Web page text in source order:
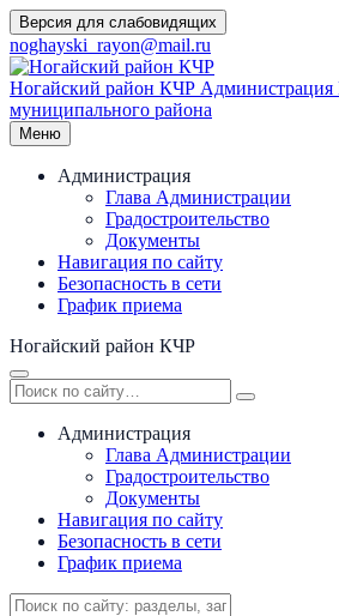
Перейти
к
содержимому
Версия для слабовидящих
noghayski_rayon@mail.ru
Ногайский район КЧР Администрация
муниципального района
Меню
Администрация
Глава Администрации
Градостроительство
Документы
Навигация по сайту
Безопасность в сети
График приема
Ногайский район КЧР
Администрация
Глава Администрации
Градостроительство
Документы
Навигация по сайту
Безопасность в сети
График приема